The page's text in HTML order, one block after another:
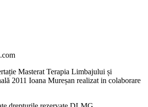
Masterat Terapia Limbajului și
2011 Ioana Mureșan realizat in colaborare